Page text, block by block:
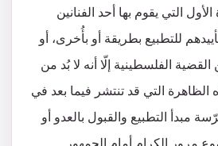
التي يقوم بها أحد الفنانين
تأييدهم للتطبيع بطريقة أو بأُخرى، أو
الفلسطينية إلّا أنه لا بُد من
التي قد تنتشر فيما بعد في
مبدأ التطبيع والقبول بالعدو أو
مرور الكرام أمام الجمهور